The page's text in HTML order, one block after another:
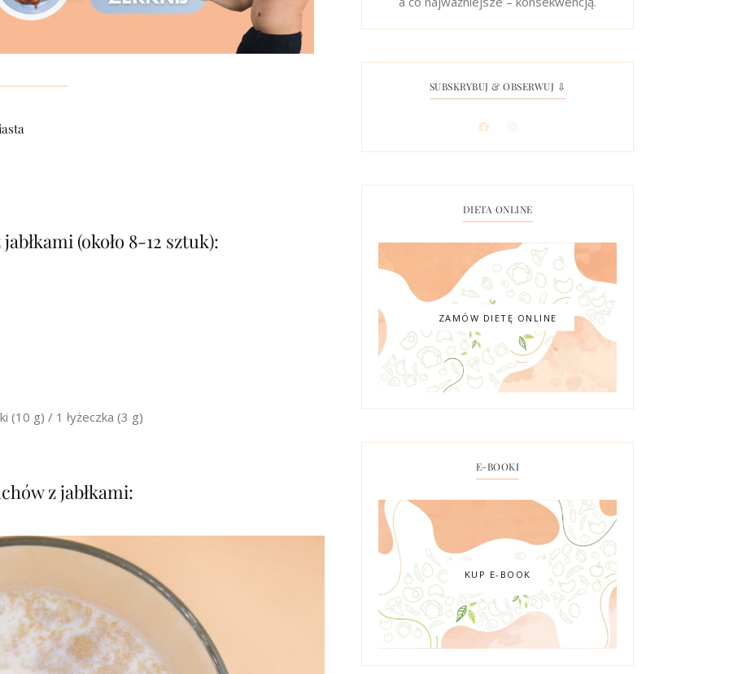
(około 8-12 sztuk):
(10 g) / 1 łyżeczka (3 g)
z jabłkami:
SUBSKRYBUJ & OBSERWUJ ⇩
DIETA ONLINE
ZAMÓW DIETĘ ONLINE
E-BOOKI
KUP E-BOOK